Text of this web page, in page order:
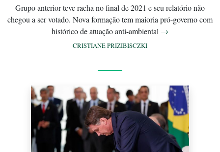
Grupo anterior teve racha no final de 2021 e seu relatório não
chegou a ser votado. Nova formação tem maioria pró-governo com
histórico de atuação anti-ambiental →
CRISTIANE PRIZIBISCZKI